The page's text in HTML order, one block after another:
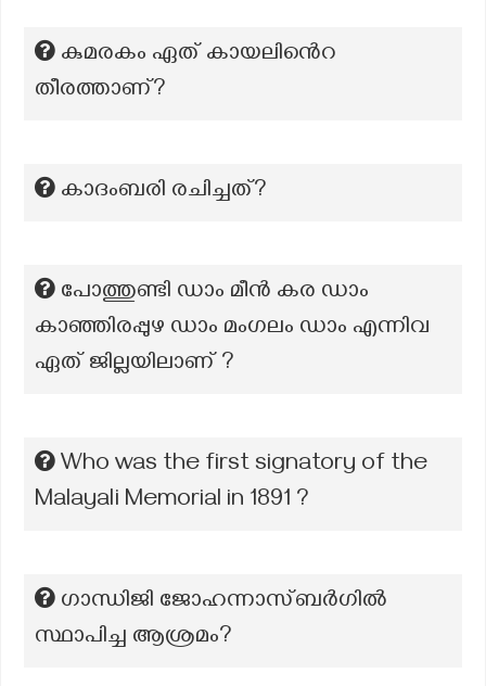
കുമരകം ഏത് കായലിൻെറ
തീരത്താണ്?
കാദംബരി രചിച്ചത്?
പോത്തുണ്ടി ഡാം മീൻ കര ഡാം
കാഞ്ഞിരപ്പുഴ ഡാം മംഗലം ഡാം എന്നിവ
ഏത് ജില്ലയിലാണ് ?
Who was the first signatory of the
Malayali Memorial in 1891 ?
ഗാന്ധിജി ജോഹന്നാസ്ബർഗിൽ
സ്ഥാപിച്ച ആശ്രമം?